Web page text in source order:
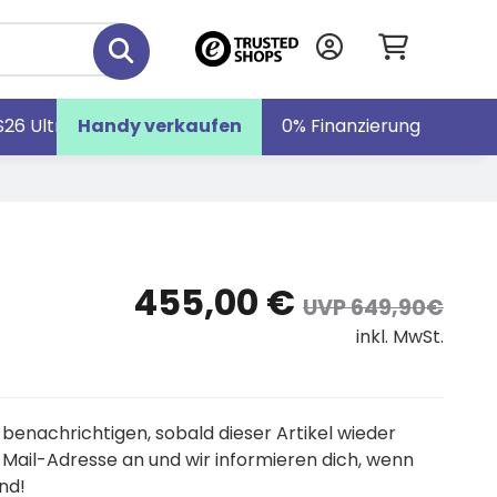
Handy verkaufen 0% Finanzierung
Ultra Galaxy S26 Galaxy Z Fold7
455,00 € UVP 649,90€
inkl. MwSt.
sobald dieser Artikel wieder
Adresse an und wir informieren dich, wenn